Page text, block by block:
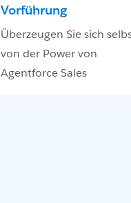
Vorführung
Überzeugen Sie sich
von der Power von
Agentforce Sales